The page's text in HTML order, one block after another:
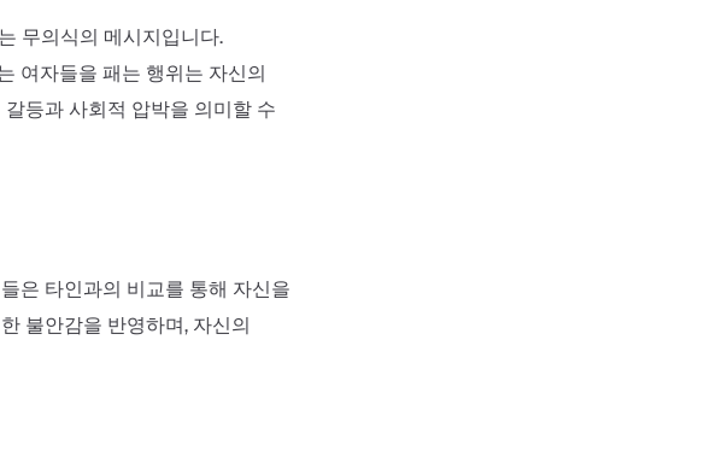
무의식의 메시지입니다.
여자들을 패는 행위는 자신의
등과 사회적 압박을 의미할 수
은 타인과의 비교를 통해 자신을
불안감을 반영하며, 자신의